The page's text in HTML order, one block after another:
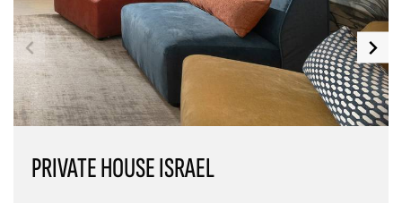
PRIVATE HOUSE ISRAEL